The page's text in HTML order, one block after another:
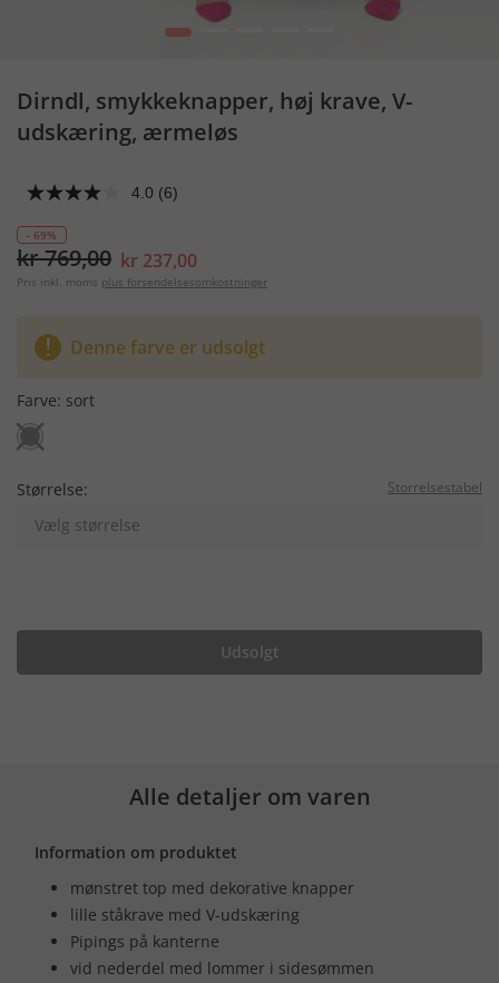
1
Dirndl, smykkeknapper, høj krave, V-
udskæring, ærmeløs
4.0 (6)
- 69%
kr 769,00 kr 237,00
Pris inkl. moms plus forsendelsesomkostninger
Denne farve er udsolgt
Farve: sort
Størrelse: Storrelsestabel
Vælg størrelse
Udsolgt
Alle detaljer om varen
Information om produktet
mønstret top med dekorative knapper
lille ståkrave med V-udskæring
Pipings på kanterne
vid nederdel med lommer i sidesømmen